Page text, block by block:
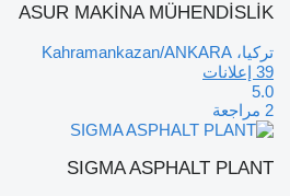
ASUR MAKİNA MÜHENDİSLİK
تركيا، Kahramankazan/ANKARA
39 إعلانات
5.0
2 مراجعة
SIGMA ASPHALT PLANT